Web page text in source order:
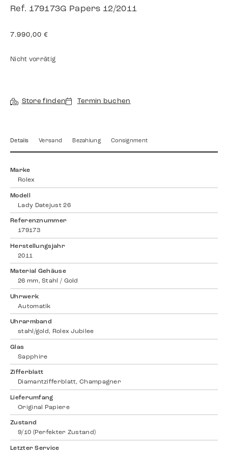
Ref. 179173G Papers 12/2011
7.990,00 €
Nicht vorrätig
Store finden Termin buchen
Details Versand Bezahlung Consignment
Marke
Rolex
Modell
Lady Datejust 26
Referenznummer
179173
Herstellungsjahr
2011
Material Gehäuse
26 mm, Stahl / Gold
Uhrwerk
Automatik
Uhrarmband
stahl/gold, Rolex Jubilee
Glas
Sapphire
Zifferblatt
Diamantzifferblatt, Champagner
Lieferumfang
Original Papiere
Zustand
9/10 (Perfekter Zustand)
Letzter Service